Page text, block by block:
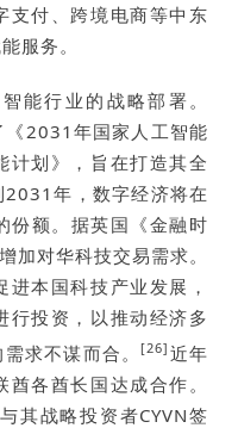
支付、跨境电商等中东
服务。
能行业的战略部署。
2031年国家人工智能
计划》，旨在打造其全
年，数字经济将在
份额。据英国《金融时
加对华科技交易需求。
本国科技产业发展，
行投资，以推动经济多
求不谋而合。[26] 近年
各酋长国达成合作。
其战略投资者CYVN签